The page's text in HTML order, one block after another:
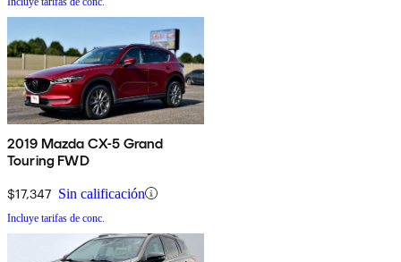
2019 Mazda CX-5 Grand
Touring FWD
$17,347 Sin calificación
Incluye tarifas de conc.